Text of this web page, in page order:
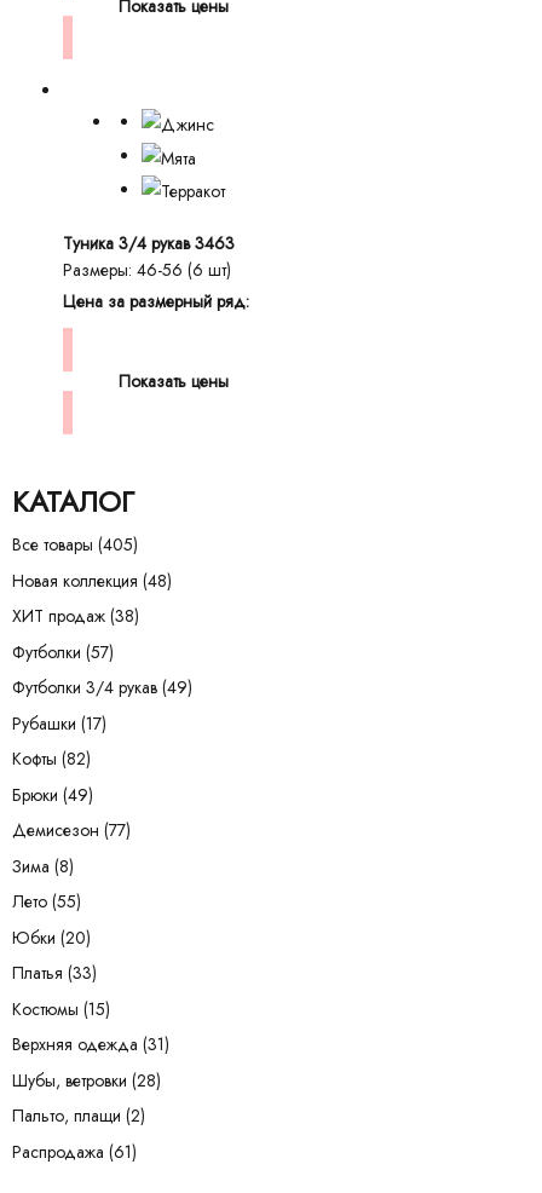
КАТАЛОГ
Все товары (405)
Новая коллекция (48)
ХИТ продаж (38)
Футболки (57)
Футболки 3/4 рукав (49)
Рубашки (17)
Кофты (82)
Брюки (49)
Демисезон (77)
Зима (8)
Лето (55)
Юбки (20)
Платья (33)
Костюмы (15)
Верхняя одежда (31)
Шубы, ветровки (28)
Пальто, плащи (2)
Распродажа (61)
Показать цены
Туника 3/4 рукав 3463
Размеры: 46-56 (6 шт)
Цена за размерный ряд:
Показать цены